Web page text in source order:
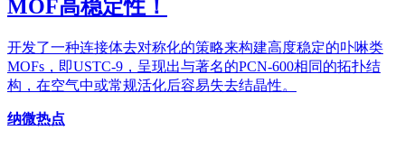
MOF高稳定性！
开发了一种连接体去对称化的策略来构建高度稳定的卟啉类
MOFs，即USTC-9，呈现出与著名的PCN-600相同的拓扑结
构，在空气中或常规活化后容易失去结晶性。
纳微热点